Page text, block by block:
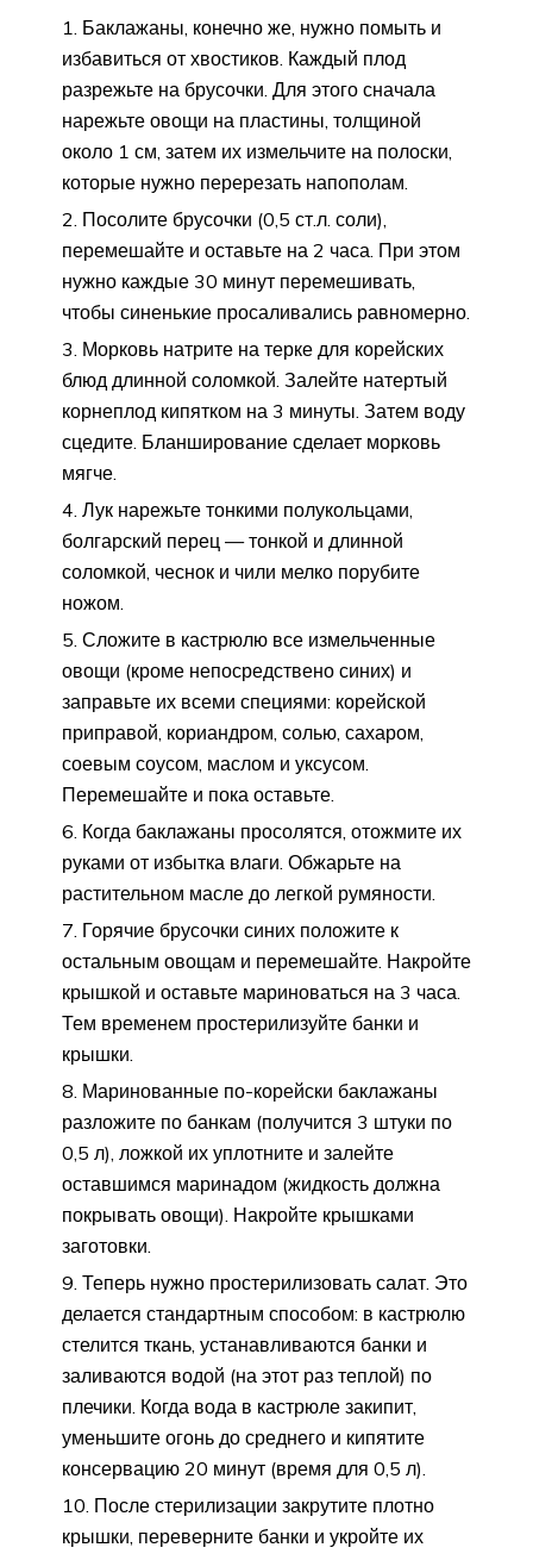
Баклажаны, конечно же, нужно помыть и
избавиться от хвостиков. Каждый плод
разрежьте на брусочки. Для этого сначала
нарежьте овощи на пластины, толщиной
около 1 см, затем их измельчите на полоски,
которые нужно перерезать напополам.
Посолите брусочки (0,5 ст.л. соли),
перемешайте и оставьте на 2 часа. При этом
нужно каждые 30 минут перемешивать,
чтобы синенькие просаливались равномерно.
Морковь натрите на терке для корейских
блюд длинной соломкой. Залейте натертый
корнеплод кипятком на 3 минуты. Затем воду
сцедите. Бланширование сделает морковь
мягче.
Лук нарежьте тонкими полукольцами,
болгарский перец — тонкой и длинной
соломкой, чеснок и чили мелко порубите
ножом.
Сложите в кастрюлю все измельченные
овощи (кроме непосредствено синих) и
заправьте их всеми специями: корейской
приправой, кориандром, солью, сахаром,
соевым соусом, маслом и уксусом.
Перемешайте и пока оставьте.
Когда баклажаны просолятся, отожмите их
руками от избытка влаги. Обжарьте на
растительном масле до легкой румяности.
Горячие брусочки синих положите к
остальным овощам и перемешайте. Накройте
крышкой и оставьте мариноваться на 3 часа.
Тем временем простерилизуйте банки и
крышки.
Маринованные по-корейски баклажаны
разложите по банкам (получится 3 штуки по
0,5 л), ложкой их уплотните и залейте
оставшимся маринадом (жидкость должна
покрывать овощи). Накройте крышками
заготовки.
Теперь нужно простерилизовать салат. Это
делается стандартным способом: в кастрюлю
стелится ткань, устанавливаются банки и
заливаются водой (на этот раз теплой) по
плечики. Когда вода в кастрюле закипит,
уменьшите огонь до среднего и кипятите
консервацию 20 минут (время для 0,5 л).
После стерилизации закрутите плотно
крышки, переверните банки и укройте их